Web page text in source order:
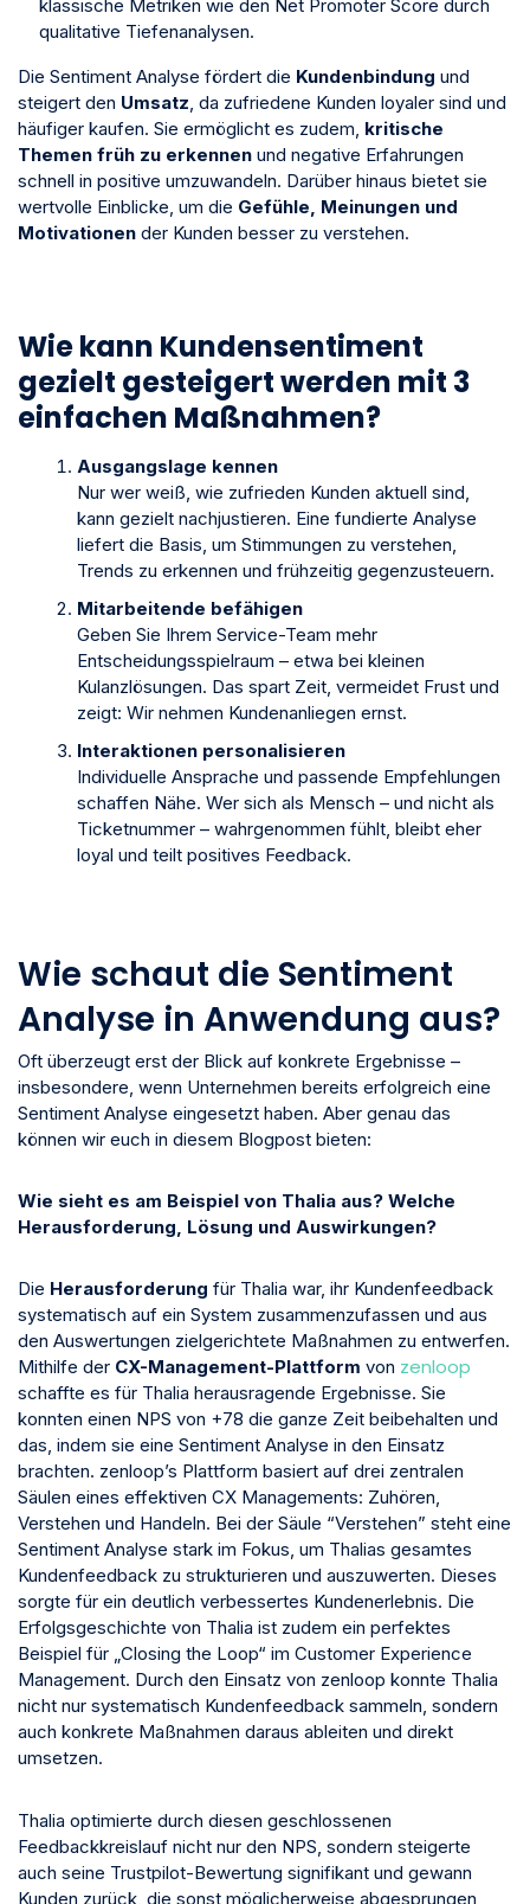
klassische Metriken wie den Net Promoter Score durch
qualitative Tiefenanalysen.
Die Sentiment Analyse fördert die Kundenbindung und
steigert den Umsatz , da zufriedene Kunden loyaler sind und
häufiger kaufen. Sie ermöglicht es zudem, kritische
Themen früh zu erkennen und negative Erfahrungen
schnell in positive umzuwandeln. Darüber hinaus bietet sie
wertvolle Einblicke, um die Gefühle, Meinungen und
Motivationen der Kunden besser zu verstehen.
Wie kann Kundensentiment
gezielt gesteigert werden mit 3
einfachen Maßnahmen?
Ausgangslage kennen
Nur wer weiß, wie zufrieden Kunden aktuell sind,
kann gezielt nachjustieren. Eine fundierte Analyse
liefert die Basis, um Stimmungen zu verstehen,
Trends zu erkennen und frühzeitig gegenzusteuern.
Mitarbeitende befähigen
Geben Sie Ihrem Service-Team mehr
Entscheidungsspielraum – etwa bei kleinen
Kulanzlösungen. Das spart Zeit, vermeidet Frust und
zeigt: Wir nehmen Kundenanliegen ernst.
Interaktionen personalisieren
Individuelle Ansprache und passende Empfehlungen
schaffen Nähe. Wer sich als Mensch – und nicht als
Ticketnummer – wahrgenommen fühlt, bleibt eher
loyal und teilt positives Feedback.
Wie schaut die Sentiment
Analyse in Anwendung aus?
Oft überzeugt erst der Blick auf konkrete Ergebnisse –
insbesondere, wenn Unternehmen bereits erfolgreich eine
Sentiment Analyse eingesetzt haben. Aber genau das
können wir euch in diesem Blogpost bieten:
Wie sieht es am Beispiel von Thalia aus? Welche
Herausforderung, Lösung und Auswirkungen?
Die Herausforderung für Thalia war, ihr Kundenfeedback
systematisch auf ein System zusammenzufassen und aus
den Auswertungen zielgerichtete Maßnahmen zu entwerfen.
Mithilfe der CX-Management-Plattform von zenloop
schaffte es für Thalia herausragende Ergebnisse. Sie
konnten einen NPS von +78 die ganze Zeit beibehalten und
das, indem sie eine Sentiment Analyse in den Einsatz
brachten. zenloop’s Plattform basiert auf drei zentralen
Säulen eines effektiven CX Managements: Zuhören,
Verstehen und Handeln. Bei der Säule “Verstehen” steht eine
Sentiment Analyse stark im Fokus, um Thalias gesamtes
Kundenfeedback zu strukturieren und auszuwerten. Dieses
sorgte für ein deutlich verbessertes Kundenerlebnis. Die
Erfolgsgeschichte von Thalia ist zudem ein perfektes
Beispiel für „Closing the Loop“ im Customer Experience
Management. Durch den Einsatz von zenloop konnte Thalia
nicht nur systematisch Kundenfeedback sammeln, sondern
auch konkrete Maßnahmen daraus ableiten und direkt
umsetzen.
Thalia optimierte durch diesen geschlossenen
Feedbackkreislauf nicht nur den NPS, sondern steigerte
auch seine Trustpilot-Bewertung signifikant und gewann
Kunden zurück, die sonst möglicherweise abgesprungen